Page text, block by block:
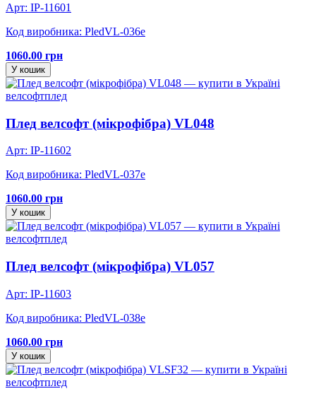
Арт: IP-11601
Код виробника: PledVL-036e
1060.00 грн
У кошик
велсофтплед
Плед велсофт (мікрофібра) VL048
Арт: IP-11602
Код виробника: PledVL-037e
1060.00 грн
У кошик
велсофтплед
Плед велсофт (мікрофібра) VL057
Арт: IP-11603
Код виробника: PledVL-038e
1060.00 грн
У кошик
велсофтплед